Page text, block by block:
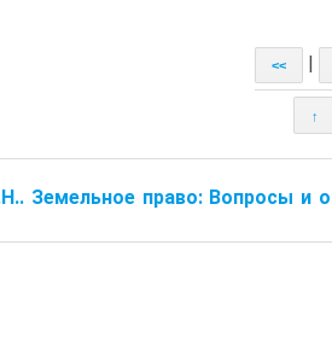
<<
↑
Земельное право: Вопросы и